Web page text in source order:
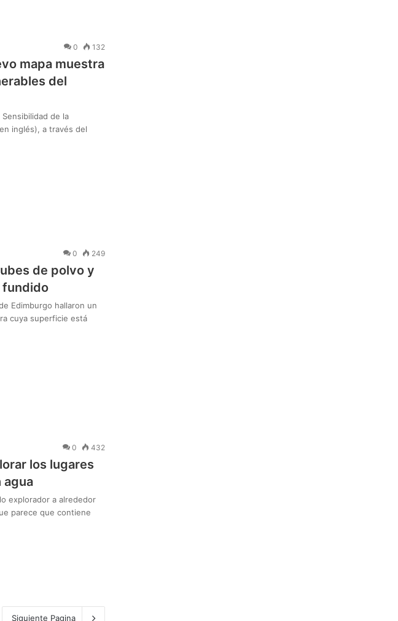
0 132
mapa muestra
del
de la
inglés), a través del
0 249
de polvo y
fundido
Edimburgo hallaron un
cuya superficie está
0 432
los lugares
agua
explorador a alrededor
parece que contiene
Siguiente Pagina